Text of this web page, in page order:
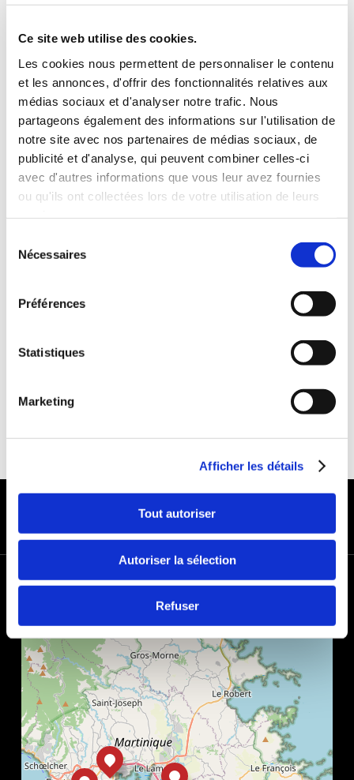
Ce site web utilise des cookies.
Les cookies nous permettent de personnaliser le contenu
et les annonces, d'offrir des fonctionnalités relatives aux
médias sociaux et d'analyser notre trafic. Nous
partageons également des informations sur l'utilisation de
notre site avec nos partenaires de médias sociaux, de
publicité et d'analyse, qui peuvent combiner celles-ci
avec d'autres informations que vous leur avez fournies
ou qu'ils ont collectées lors de votre utilisation de leurs
Nécessaires
Préférences
Statistiques
Marketing
Afficher les détails
Tout autoriser
Autoriser la sélection
Refuser
INCLUS À LA LOCATION
Killométrage illimité
Assurance tous risques (hors franchise)
Carburant : plein à rendre plein
CONDITIONS DE LOCATION
Age minimum :20 ans
ASSURANCE
MODES DE PAIEMENT
+